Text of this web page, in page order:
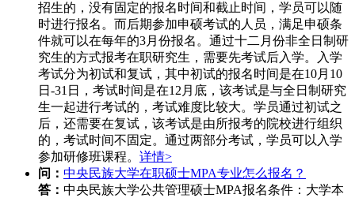
招生的，没有固定的报名时间和截止时间，学员可以随
时进行报名。而后期参加申硕考试的人员，满足申硕条
件就可以在每年的3月份报名。通过十二月份非全日制研
究生的方式报考在职研究生，需要先考试后入学。入学
考试分为初试和复试，其中初试的报名时间是在10月10
日-31日，考试时间是在12月底，该考试是与全日制研究
生一起进行考试的，考试难度比较大。学员通过初试之
后，还需要在复试，该考试是由所报考的院校进行组织
的，考试时间不固定。通过两部分考试，学员可以入学
参加研修班课程。 详情>
问： 中央民族大学在职硕士MPA专业怎么报名？
答： 中央民族大学公共管理硕士MPA报名条件：大学本